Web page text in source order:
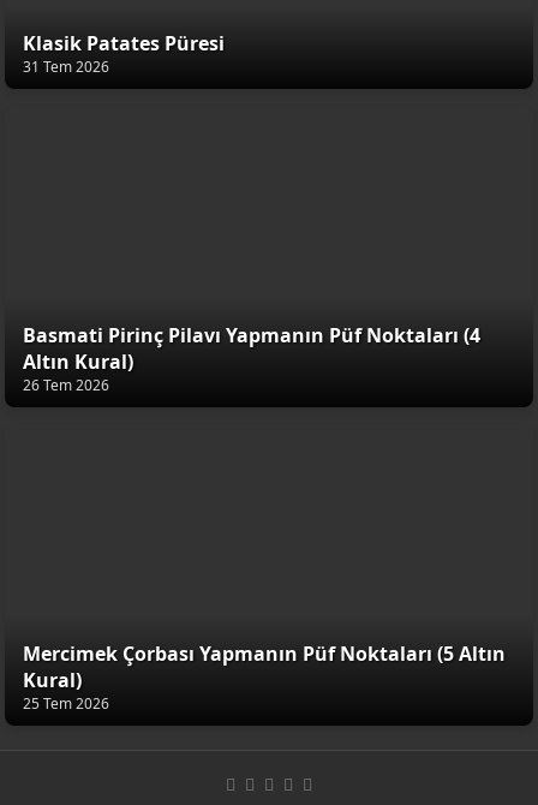
Klasik Patates Püresi
31 Tem 2026
Basmati Pirinç Pilavı Yapmanın Püf Noktaları (4
Altın Kural)
26 Tem 2026
Mercimek Çorbası Yapmanın Püf Noktaları (5 Altın
Kural)
25 Tem 2026